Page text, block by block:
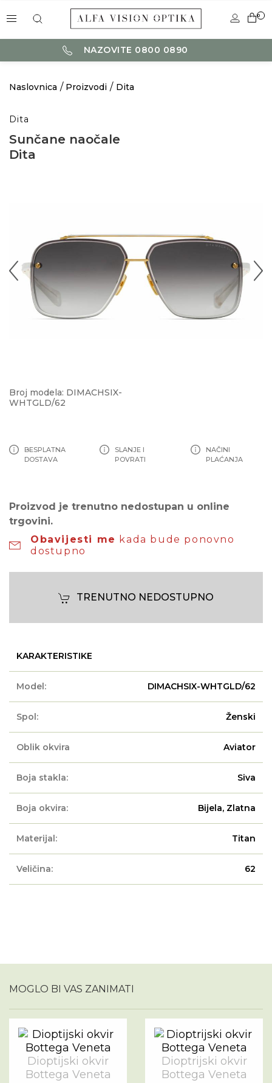
0
NAZOVITE 0800 0890
Naslovnica Proizvodi Dita
Dita
Sunčane naočale
Dita
Broj modela: DIMACHSIX-
WHTGLD/62
BESPLATNA
DOSTAVA
SLANJE I
POVRATI
NAČINI
PLAĆANJA
Proizvod je trenutno nedostupan u online
trgovini.
Obavijesti me kada bude ponovno
dostupno
TRENUTNO NEDOSTUPNO
KARAKTERISTIKE
Model: DIMACHSIX-WHTGLD/62
Spol: Ženski
Oblik okvira Aviator
Boja stakla: Siva
Boja okvira: Bijela, Zlatna
Materijal: Titan
Veličina: 62
MOGLO BI VAS ZANIMATI
Dioptijski okvir
Bottega Veneta
Dioptrijski okvir
Bottega Veneta